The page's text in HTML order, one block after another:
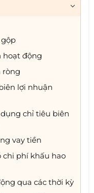
gộp
hoạt động
ròng
lợi nhuận
chỉ tiêu biên
vay tiền
chi phí khấu hao
qua các thời kỳ